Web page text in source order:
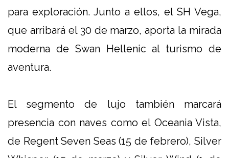
para exploración. Junto a ellos, el SH Vega,
que arribará el 30 de marzo, aporta la mirada
moderna de Swan Hellenic al turismo de
aventura.
El segmento de lujo también marcará
presencia con naves como el Oceania Vista,
de Regent Seven Seas (15 de febrero), Silver